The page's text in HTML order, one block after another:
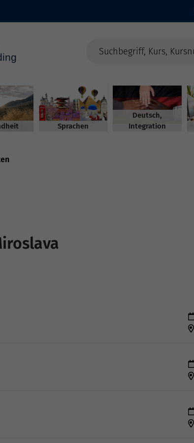
Sprachen
Deutsch,
Integration